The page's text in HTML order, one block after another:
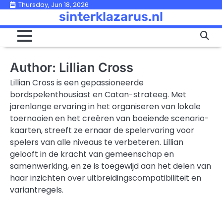
Skip
content
Thursday, Jun 18, 2026
sinterklazarus.nl
Author: Lillian Cross
Lillian Cross is een gepassioneerde
bordspelenthousiast en Catan-strateeg. Met
jarenlange ervaring in het organiseren van lokale
toernooien en het creëren van boeiende scenario-
kaarten, streeft ze ernaar de spelervaring voor
spelers van alle niveaus te verbeteren. Lillian
gelooft in de kracht van gemeenschap en
samenwerking, en ze is toegewijd aan het delen van
haar inzichten over uitbreidingscompatibiliteit en
variantregels.